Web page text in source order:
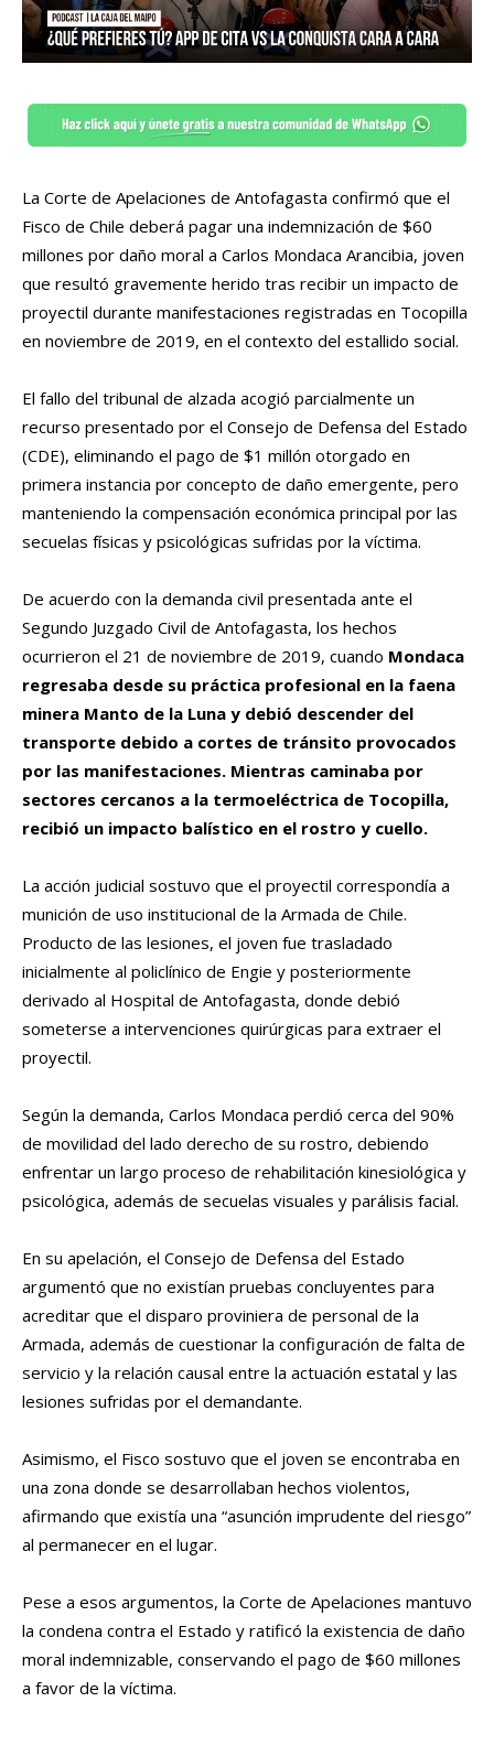
La Corte de Apelaciones de Antofagasta confirmó que el
Fisco de Chile deberá pagar una indemnización de $60
millones por daño moral a Carlos Mondaca Arancibia, joven
que resultó gravemente herido tras recibir un impacto de
proyectil durante manifestaciones registradas en Tocopilla
en noviembre de 2019, en el contexto del estallido social.
El fallo del tribunal de alzada acogió parcialmente un
recurso presentado por el Consejo de Defensa del Estado
(CDE), eliminando el pago de $1 millón otorgado en
primera instancia por concepto de daño emergente, pero
manteniendo la compensación económica principal por las
secuelas físicas y psicológicas sufridas por la víctima.
De acuerdo con la demanda civil presentada ante el
Segundo Juzgado Civil de Antofagasta, los hechos
ocurrieron el 21 de noviembre de 2019, cuando Mondaca
regresaba desde su práctica profesional en la faena
minera Manto de la Luna y debió descender del
transporte debido a cortes de tránsito provocados
por las manifestaciones. Mientras caminaba por
sectores cercanos a la termoeléctrica de Tocopilla,
recibió un impacto balístico en el rostro y cuello.
La acción judicial sostuvo que el proyectil correspondía a
munición de uso institucional de la Armada de Chile.
Producto de las lesiones, el joven fue trasladado
inicialmente al policlínico de Engie y posteriormente
derivado al Hospital de Antofagasta, donde debió
someterse a intervenciones quirúrgicas para extraer el
proyectil.
Según la demanda, Carlos Mondaca perdió cerca del 90%
de movilidad del lado derecho de su rostro, debiendo
enfrentar un largo proceso de rehabilitación kinesiológica y
psicológica, además de secuelas visuales y parálisis facial.
En su apelación, el Consejo de Defensa del Estado
argumentó que no existían pruebas concluyentes para
acreditar que el disparo proviniera de personal de la
Armada, además de cuestionar la configuración de falta de
servicio y la relación causal entre la actuación estatal y las
lesiones sufridas por el demandante.
Asimismo, el Fisco sostuvo que el joven se encontraba en
una zona donde se desarrollaban hechos violentos,
afirmando que existía una “asunción imprudente del riesgo”
al permanecer en el lugar.
Pese a esos argumentos, la Corte de Apelaciones mantuvo
la condena contra el Estado y ratificó la existencia de daño
moral indemnizable, conservando el pago de $60 millones
a favor de la víctima.